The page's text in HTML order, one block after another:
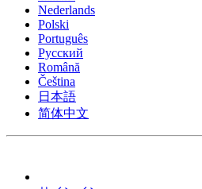
Nederlands
Polski
Português
Pусский
Română
Čeština
日本語
简体中文